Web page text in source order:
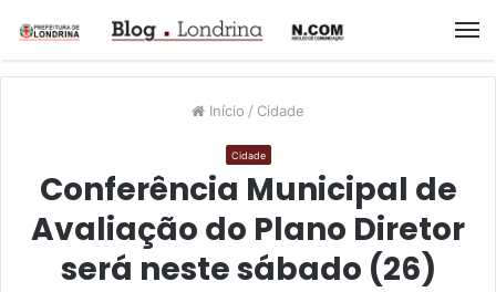
Início / Cidade
Cidade
Conferência Municipal de
Avaliação do Plano Diretor
será neste sábado (26)